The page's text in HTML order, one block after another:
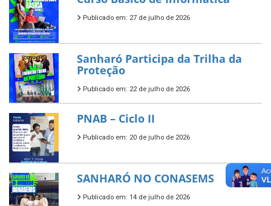
Publicado em: 27 de julho de 2026
Sanharó Participa da Trilha da
Proteção
Publicado em: 22 de julho de 2026
PNAB – Ciclo II
Publicado em: 20 de julho de 2026
SANHARÓ NO CONASEMS
Publicado em: 14 de julho de 2026